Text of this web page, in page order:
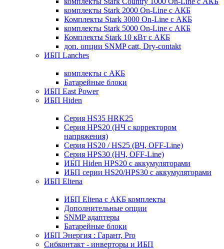
комплекты Stark 2000 On-Line с АКБ
Комплекты Stark 3000 On-Line с АКБ
комплекты Stark 5000 On-Line с АКБ
Комплекты Stark 10 кВт с АКБ
доп. опции SNMP catt, Dry-contakt
ИБП Lanches
комплекты с АКБ
Батарейные блоки
ИБП East Power
ИБП Hiden
Серия HS35 HRK25
Серия HPS20 (НЧ с корректором
напряжения)
Серия HS20 / HS25 (ВЧ, OFF-Line)
Серия HPS30 (НЧ, OFF-Line)
ИБП Hiden HPS20 с аккумуляторами
ИБП серии HS20/HPS30 с аккумуляторами
ИБП Eltena
ИБП Eltena с АКБ комплекты
Дополнительные опции
SNMP адаптеры
Батарейные блоки
ИБП Энергия : Гарант, Pro
Сибконтакт - инверторы и ИБП